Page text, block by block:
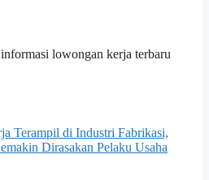
lowongan kerja terbaru
Terampil di Industri Fabrikasi,
Dirasakan Pelaku Usaha